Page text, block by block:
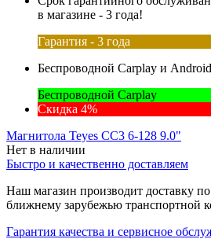
в магазине - 3 года!
Гарантия - 3 года
Беспроводной Carplay и
Беспроводной Carplay
Скидка 4%
Магнитола Teyes CC3 6-128 9.0"
Нет в наличии
Быстро и качественно доставляем
Наш магазин производит доставку
ближнему зарубежью транспортной
Гарантия качества и сервисное